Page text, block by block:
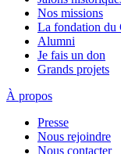
Nos missions
La fondation du
Alumni
Je fais un don
Grands projets
À propos
Presse
Nous rejoindre
Nous contacter